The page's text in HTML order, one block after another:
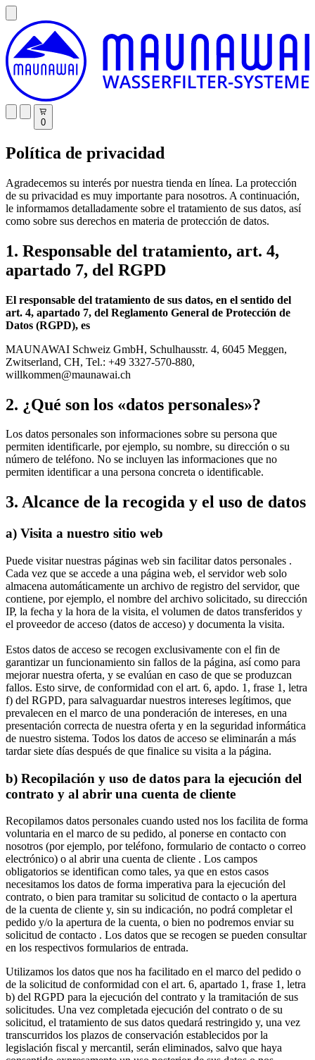
0
Política de privacidad
Agradecemos su interés por nuestra tienda en línea. La protección
de su privacidad es muy importante para nosotros. A continuación,
le informamos detalladamente sobre el tratamiento de sus datos, así
como sobre sus derechos en materia de protección de datos.
1. Responsable del tratamiento, art. 4,
apartado 7, del RGPD
El responsable del tratamiento de sus datos, en el sentido del
art. 4, apartado 7, del Reglamento General de Protección de
Datos (RGPD), es
MAUNAWAI Schweiz GmbH, Schulhausstr. 4, 6045 Meggen,
Zwitserland, CH, Tel.: +49 3327-570-880,
willkommen@maunawai.ch
2. ¿Qué son los «datos personales»?
Los datos personales son informaciones sobre su persona que
permiten identificarle, por ejemplo, su nombre, su dirección o su
número de teléfono. No se incluyen las informaciones que no
permiten identificar a una persona concreta o identificable.
3. Alcance de la recogida y el uso de datos
a) Visita a nuestro sitio web
Puede visitar nuestras páginas web sin facilitar datos personales .
Cada vez que se accede a una página web, el servidor web solo
almacena automáticamente un archivo de registro del servidor, que
contiene, por ejemplo, el nombre del archivo solicitado, su dirección
IP, la fecha y la hora de la visita, el volumen de datos transferidos y
el proveedor de acceso (datos de acceso) y documenta la visita.
Estos datos de acceso se recogen exclusivamente con el fin de
garantizar un funcionamiento sin fallos de la página, así como para
mejorar nuestra oferta, y se evalúan en caso de que se produzcan
fallos. Esto sirve, de conformidad con el art. 6, apdo. 1, frase 1, letra
f) del RGPD, para salvaguardar nuestros intereses legítimos, que
prevalecen en el marco de una ponderación de intereses, en una
presentación correcta de nuestra oferta y en la seguridad informática
de nuestro sistema. Todos los datos de acceso se eliminarán a más
tardar siete días después de que finalice su visita a la página.
b) Recopilación y uso de datos para la ejecución del
contrato y al abrir una cuenta de cliente
Recopilamos datos personales cuando usted nos los facilita de forma
voluntaria en el marco de su pedido, al ponerse en contacto con
nosotros (por ejemplo, por teléfono, formulario de contacto o correo
electrónico) o al abrir una cuenta de cliente . Los campos
obligatorios se identifican como tales, ya que en estos casos
necesitamos los datos de forma imperativa para la ejecución del
contrato, o bien para tramitar su solicitud de contacto o la apertura
de la cuenta de cliente y, sin su indicación, no podrá completar el
pedido y/o la apertura de la cuenta, o bien no podremos enviar su
solicitud de contacto . Los datos que se recogen se pueden consultar
en los respectivos formularios de entrada.
Utilizamos los datos que nos ha facilitado en el marco del pedido o
de la solicitud de conformidad con el art. 6, apartado 1, frase 1, letra
b) del RGPD para la ejecución del contrato y la tramitación de sus
solicitudes. Una vez completada ejecución del contrato o de su
solicitud, el tratamiento de sus datos quedará restringido y, una vez
transcurridos los plazos de conservación establecidos por la
legislación fiscal y mercantil, serán eliminados, salvo que haya